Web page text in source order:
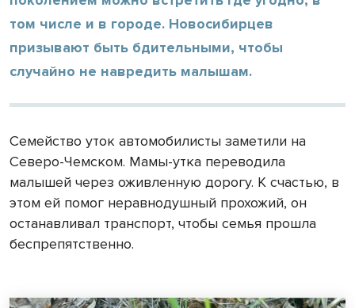
том числе и в городе. Новосибирцев
призывают быть бдительными, чтобы
случайно не навредить малышам.
Семейство уток автомобилисты заметили на
Северо-Чемском. Мамы-утка переводила
малышей через оживленную дорогу. К счастью, в
этом ей помог неравнодушный прохожий, он
останавливал транспорт, чтобы семья прошла
беспрепятственно.